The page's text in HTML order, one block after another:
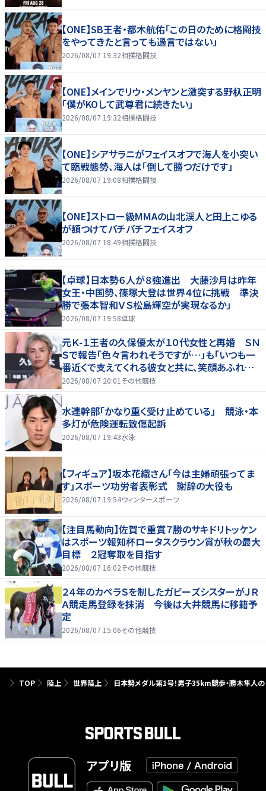
【ONE】SB王者・都木航佑「この日のために格闘技
をやってきたと言っても過言ではない」
2026/08/07 19:32相撲格闘技
【ONE】メインでリウ・メンヤンと激突する野杁正明
「僕がKOして武尊君に続きたい」
2026/08/07 19:32相撲格闘技
【ONE】シアサラニがフェイスオフで海人を小突い
て臨戦態勢、海人は「倒して勝つだけです」
2026/08/07 19:08相撲格闘技
【ONE】ストロー級MMAの山北渓人と田上こゆる
が額つけてバチバチフェイスオフ
2026/08/07 18:49相撲格闘技
【卓球】日本勢６人が８強進出 大藤沙月は昨年
女王・中国勢、篠塚大登は世界４位に挑戦 準決
勝で張本智和ＶＳ松島輝空が実現なるか」
2026/08/07 19:58卓球
元Ｋ-１王者の久保優太が１０代女性と再婚 ＳＮ
Ｓで報告「色々言われそうですが…」も「いつも一
番近くで支えてくれる彼女と共に、笑顔あふれる
家庭を築いていきたい」
2026/08/07 20:01 その他競技
水連幹部「かなり重く受け止めている」 競泳・本
多灯が危険運転致傷起訴
2026/08/07 19:43水泳
【フィギュア】坂本花織さん「今は主婦頑張ってま
す」スポーツ功労者表彰式 謝辞の大役も
2026/08/07 19:54ウィンタースポーツ
【注目馬動向】佐賀で重賞７勝のサキドリトッケン
はスポーツ報知杯ロータスクラウン賞が秋の最大
目標 ２冠奪取を目指す
2026/08/07 16:02その他競技
２４年のカペラＳを制したガビーズシスターがＪＲ
Ａ競走馬登録を抹消 今後は大井競馬に移籍予
定
2026/08/07 15:06その他競技
TOP 陸上 世界陸上 日本勢メダル第1号！男子35km競歩・勝木隼人
アプリ版